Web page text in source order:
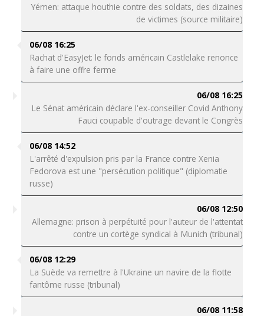
Yémen: attaque houthie contre des soldats, des dizaines
de victimes (source militaire)
06/08 16:25
Rachat d'EasyJet: le fonds américain Castlelake renonce
à faire une offre ferme
06/08 16:25
Le Sénat américain déclare l'ex-conseiller Covid Anthony
Fauci coupable d'outrage devant le Congrès
06/08 14:52
L'arrêté d'expulsion pris par la France contre Xenia
Fedorova est une "persécution politique" (diplomatie
russe)
06/08 12:50
Allemagne: prison à perpétuité pour l'auteur de l'attentat
contre un cortège syndical à Munich (tribunal)
06/08 12:29
La Suède va remettre à l'Ukraine un navire de la flotte
fantôme russe (tribunal)
06/08 11:58